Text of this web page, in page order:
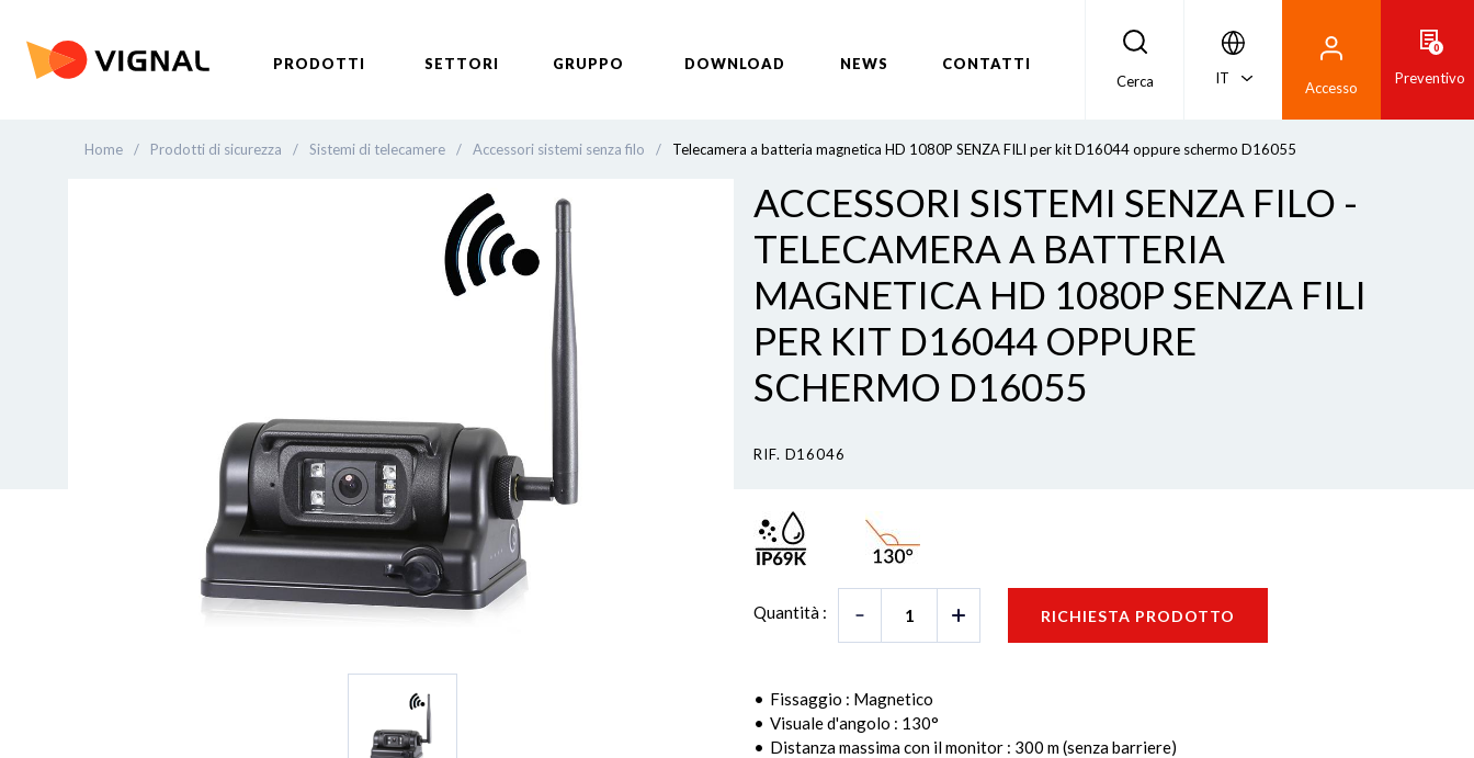
PRODOTTI SETTORI GRUPPO DOWNLOAD NEWS
CONTATTI
Cerca
IT
Accesso
0
Preventivo
Home / Prodotti di sicurezza / Sistemi di telecamere / Accessori sistemi senza filo / Telecamera a batteria magnetica HD 1080P SENZA FILI per kit D16044 oppure schermo D16055
ACCESSORI SISTEMI SENZA FILO -
TELECAMERA A BATTERIA
MAGNETICA HD 1080P SENZA FILI
PER KIT D16044 OPPURE
SCHERMO D16055
RIF. D16046
Quantità : RICHIESTA PRODOTTO
Fissaggio : Magnetico
Visuale d'angolo : 130°
Distanza massima con il monitor : 300 m (senza barriere)